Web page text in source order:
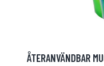
ÅTERANVÄNDBAR